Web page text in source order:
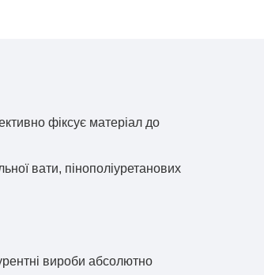
фіксує матеріал до
вати, пінополіуретанових
вироби абсолютно